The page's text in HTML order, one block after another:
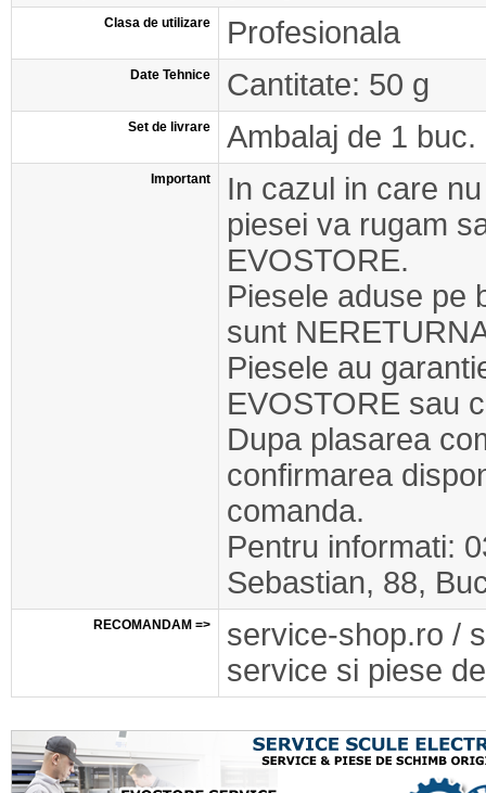
Clasa de utilizare Profesionala
Date Tehnice Cantitate: 50 g
Set de livrare Ambalaj de 1 buc.
Important
In cazul in care
piesei va rugam
EVOSTORE.
Piesele aduse pe
sunt
Piesele au
EVOSTORE sau
Dupa plasarea
confirmarea
comanda.
Pentru informati:
Sebastian, 88,
RECOMANDAM =>
service-shop.ro /
service si piese